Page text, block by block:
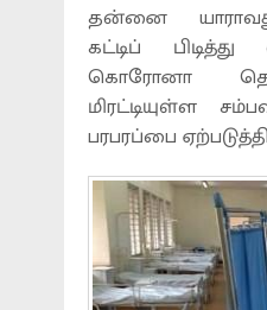
தன்னை
கட்டிப்
கொரோனா
மிரட்டியுள்ள
பரபரப்பை